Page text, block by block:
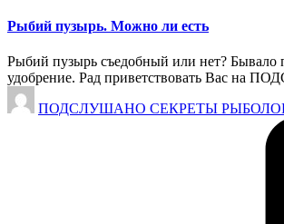
Рыбий пузырь. Можно ли есть
Рыбий пузырь съедобный или нет? Бывало
удобрение. Рад приветствовать Вас на
Запись
от
ПОДСЛУШАНО СЕКРЕТЫ